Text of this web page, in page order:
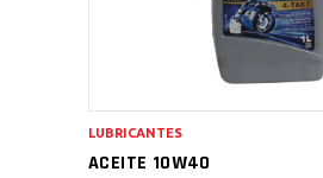
ACEITE 10W40
LUBRICANTES